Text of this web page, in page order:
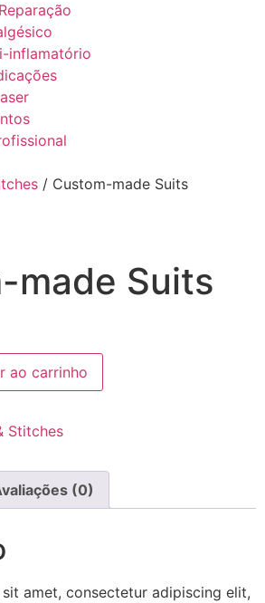
inflamatório
/ Custom-made Suits
made Suits
ao carrinho
Stitches
(0)
amet, consectetur adipiscing elit,